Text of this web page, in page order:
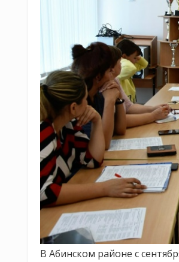
В Абинском районе с